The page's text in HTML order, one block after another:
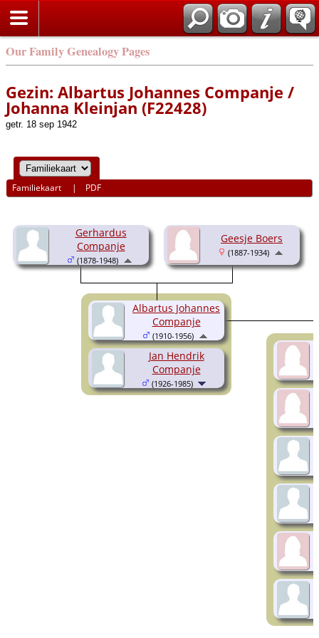
Our Family Genealogy Pages
Gezin: Albartus Johannes Companje /
Johanna Kleinjan (F22428)
getr. 18 sep 1942
Familiekaart | PDF
Gerhardus
Companje
(1878-1948)
Geesje Boers
(1887-1934)
Jan Hendrik
Companje
(1926-1985)
Albartus Johannes
Companje
(1910-1956)